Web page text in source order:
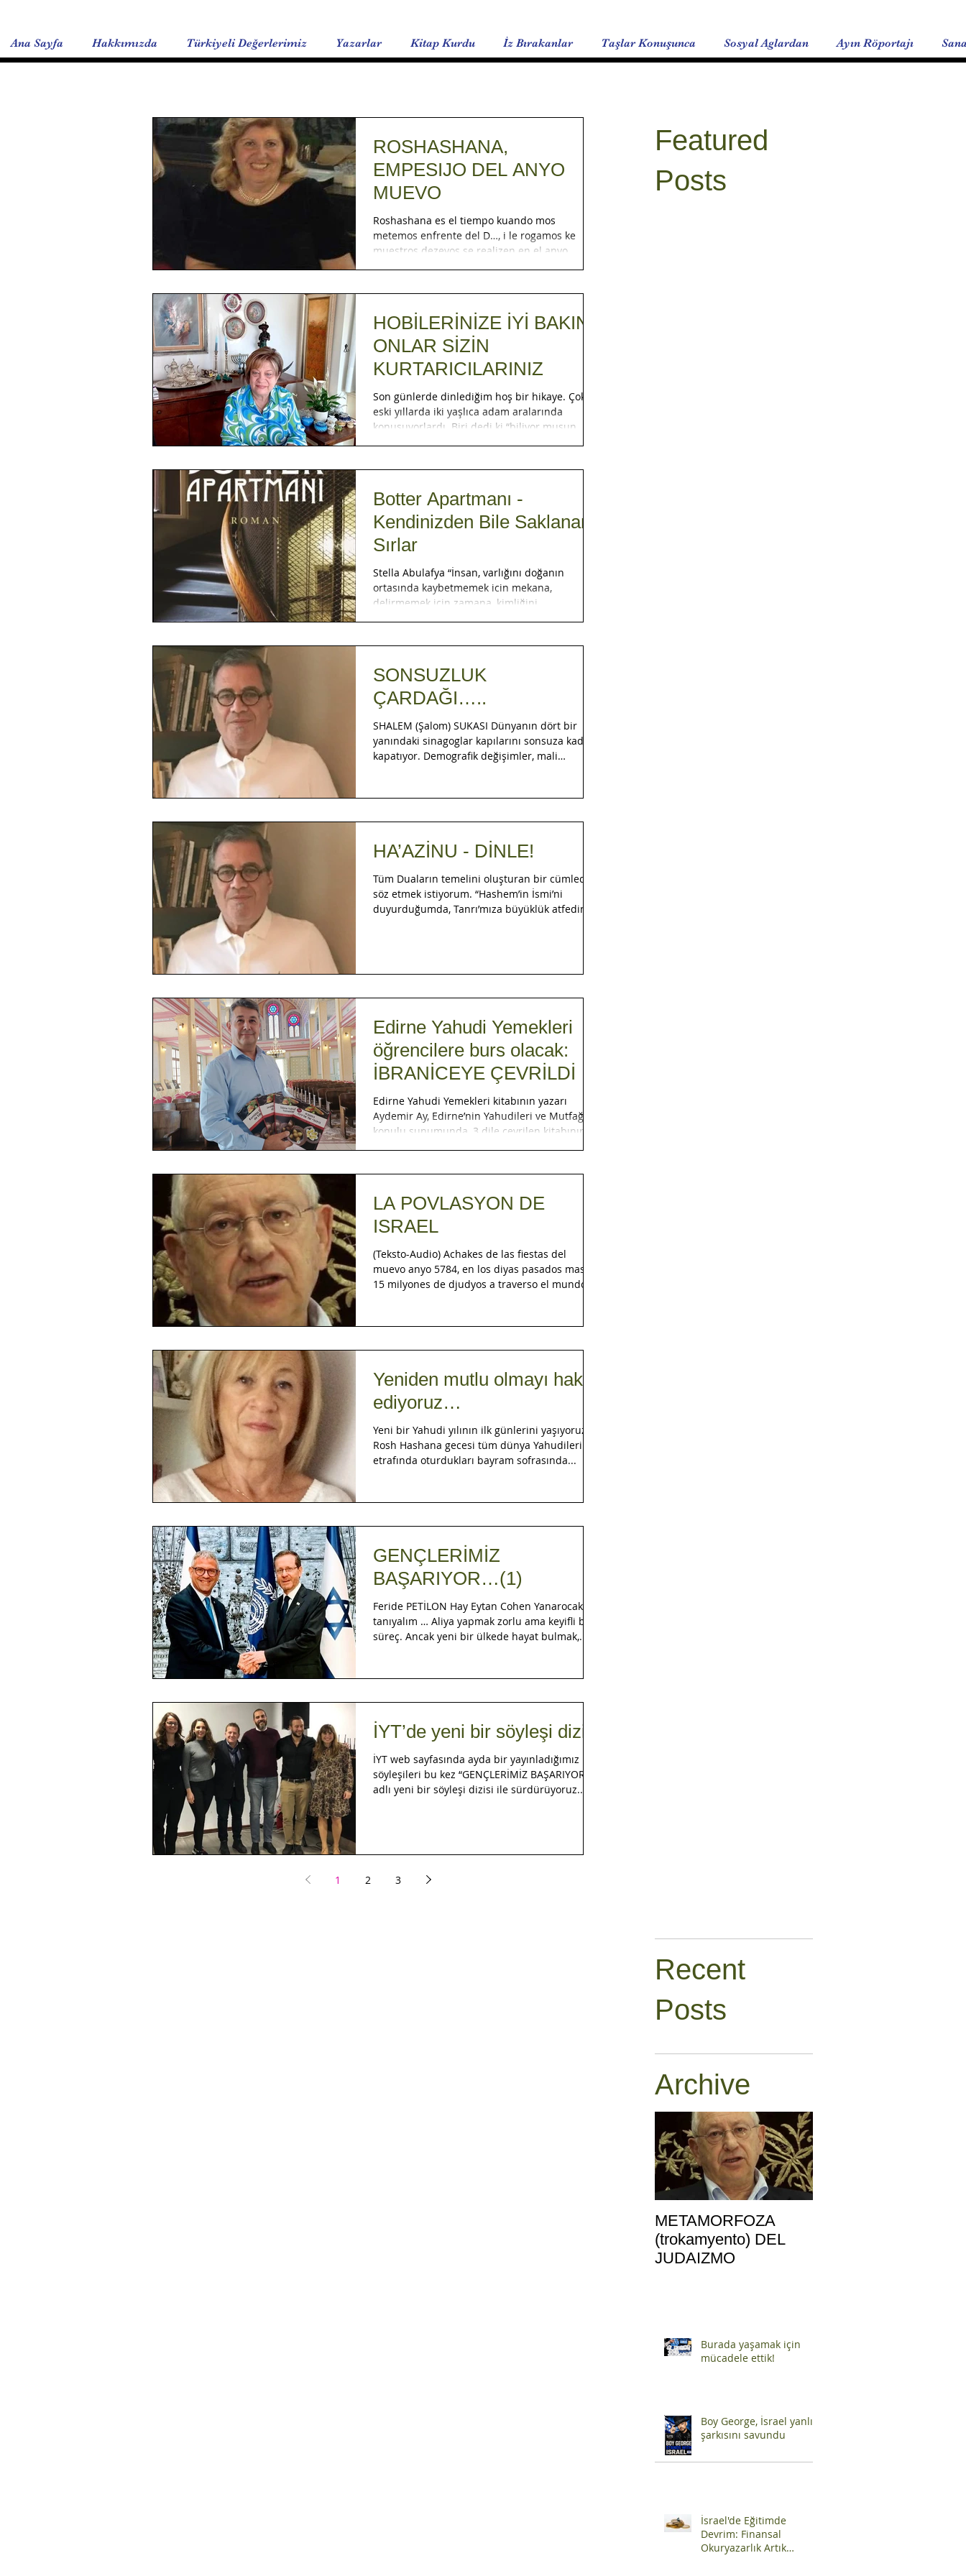
Ana Sayfa Hakkımızda Türkiyeli Değerlerimiz Yazarlar Kitap Kurdu İz Bırakanlar Taşlar Konuşunca Sosyal Aglardan Ayın Röportajı
ROSHASHANA,
EMPESIJO DEL ANYO
MUEVO
Roshashana es el tiempo kuando mos
metemos enfrente del D…, i le rogamos ke
muestros dezeyos se realizen en el anyo
HOBİLERİNİZE İYİ BAKIN
ONLAR SİZİN
KURTARICILARINIZ
Son günlerde dinlediğim hoş bir hikaye. Çok
eski yıllarda iki yaşlıca adam aralarında
konuşuyorlardı. Biri dedi ki “biliyor musun...
Botter Apartmanı -
Kendinizden Bile Saklanan
Sırlar
Stella Abulafya “İnsan, varlığını doğanın
ortasında kaybetmemek icin mekana,
delirmemek icin zamana, kimliğini
SONSUZLUK
ÇARDAĞI…..
SHALEM (Şalom) SUKASI Dünyanın dört bir
yanındaki sinagoglar kapılarını sonsuza kadar
kapatıyor. Demografik değişimler, mali
HA’AZİNU - DİNLE!
Tüm Duaların temelini oluşturan bir cümleden
söz etmek istiyorum. “Hashem’in İsmi’ni
duyurduğumda, Tanrı’mıza büyüklük atfedin”
Edirne Yahudi Yemekleri
öğrencilere burs olacak:
İBRANİCEYE ÇEVRİLDİ
Edirne Yahudi Yemekleri kitabının yazarı
Aydemir Ay, Edirne’nin Yahudileri ve Mutfağı
konulu sunumunda, 3 dile çevrilen kitabının
LA POVLASYON DE
ISRAEL
(Teksto-Audio) Achakes de las fiestas del
muevo anyo 5784, en los diyas pasados mas de
15 milyones de djudyos a traverso el mundo...
Yeniden mutlu olmayı hak
ediyoruz…
Yeni bir Yahudi yılının ilk günlerini yaşıyoruz.
Rosh Hashana gecesi tüm dünya Yahudileri
etrafında oturdukları bayram sofrasında...
GENÇLERİMİZ
BAŞARIYOR…(1)
Feride PETİLON Hay Eytan Cohen Yanarocak’ı
tanıyalım … Aliya yapmak zorlu ama keyifli bir
süreç. Ancak yeni bir ülkede hayat bulmak,...
İYT’de yeni bir söyleşi dizisi
İYT web sayfasında ayda bir yayınladığımız
söyleşileri bu kez “GENÇLERİMİZ BAŞARIYOR”
adlı yeni bir söyleşi dizisi ile sürdürüyoruz....
1 2 3
Featured
Posts
Recent
Posts
Archive
METAMORFOZA
(trokamyento) DEL
JUDAIZMO
Burada yaşamak için
mücadele ettik!
Boy George, İsrael yanlısı
şarkısını savundu
İsrael'de Eğitimde
Devrim: Finansal
Okuryazarlık Artık